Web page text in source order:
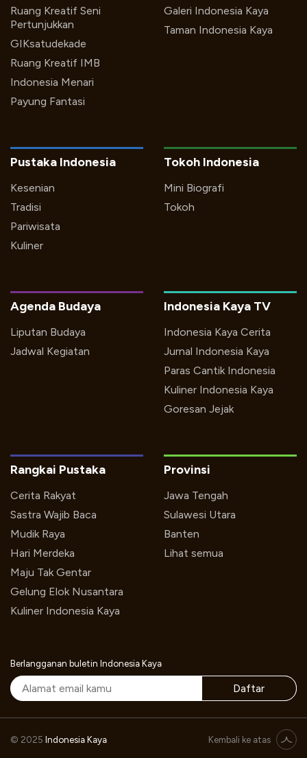
Ruang Kreatif Seni
Pertunjukkan
GIKsatudekade
Ruang Kreatif IMB
Indonesia Menari
Payung Fantasi
Galeri Indonesia Kaya
Taman Indonesia Kaya
Pustaka Indonesia
Kesenian
Tradisi
Pariwisata
Kuliner
Tokoh Indonesia
Mini Biografi
Tokoh
Indonesia Kaya TV
Indonesia Kaya Cerita
Jurnal Indonesia Kaya
Paras Cantik Indonesia
Kuliner Indonesia Kaya
Goresan Jejak
Agenda Budaya
Liputan Budaya
Jadwal Kegiatan
Rangkai Pustaka
Cerita Rakyat
Sastra Wajib Baca
Mudik Raya
Hari Merdeka
Maju Tak Gentar
Gelung Elok Nusantara
Kuliner Indonesia Kaya
Provinsi
Jawa Tengah
Sulawesi Utara
Banten
Lihat semua
Berlangganan buletin Indonesia Kaya
Daftar
© 2025 Indonesia Kaya Kembali ke atas